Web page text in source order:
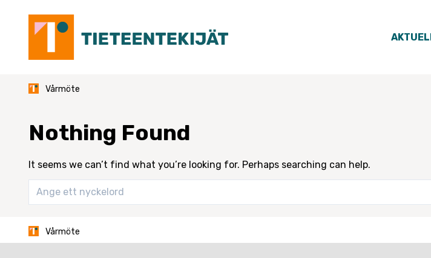
content
Vårmöte
Nothing Found
It seems we can’t find what you’re looking for. Perhaps searching can help.
Vårmöte